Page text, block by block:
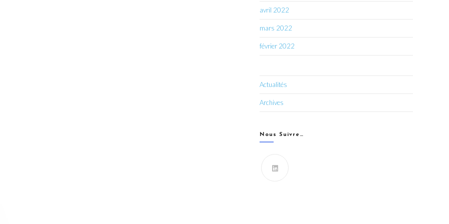
avril 2022
mars 2022
février 2022
Actualités
Archives
Nous Suivre…